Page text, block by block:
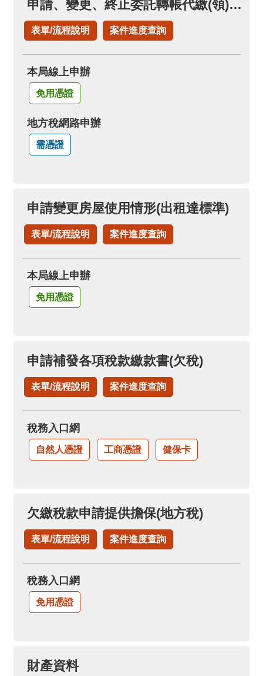
申請、變更、終止委託轉帳代繳(領)各項稅款(限本人帳戶)
表單/流程說明 案件進度查詢
本局線上申辦
免用憑證
地方稅網路申辦
需憑證
申請變更房屋使用情形(出租達標準)
表單/流程說明 案件進度查詢
本局線上申辦
免用憑證
申請補發各項稅款繳款書(欠稅)
表單/流程說明 案件進度查詢
稅務入口網
自然人憑證 工商憑證 健保卡
欠繳稅款申請提供擔保(地方稅)
表單/流程說明 案件進度查詢
稅務入口網
免用憑證
財產資料